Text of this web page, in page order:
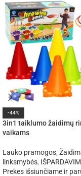
-44%
3in1 taiklumo žaidimų
vaikams
Lauko pramogos,
linksmybės,
Prekes išsiunčiame ir